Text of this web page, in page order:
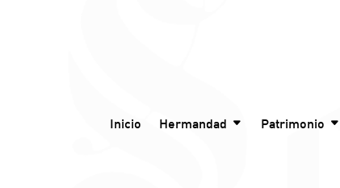
Inicio Hermandad Patrimonio